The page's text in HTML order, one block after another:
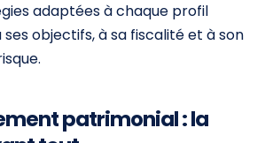
adaptées à chaque profil
ses objectifs, à sa fiscalité et à son
patrimonial : la